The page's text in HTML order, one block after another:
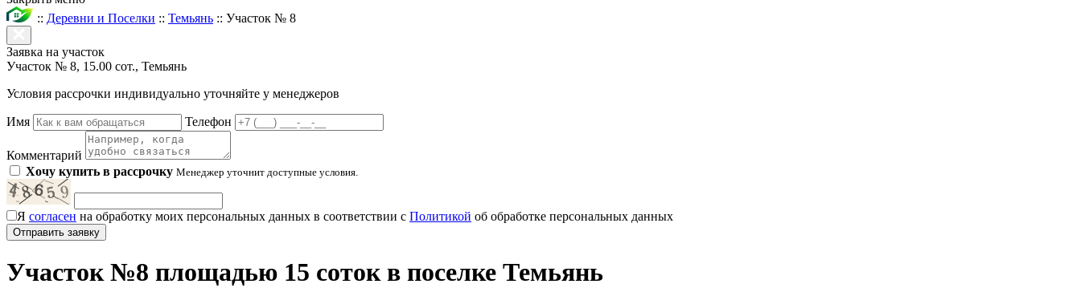
:: Деревни и Поселки :: Темьянь :: Участок № 8
Заявка на участок
Участок № 8, 15.00 сот., Темьянь
Условия рассрочки индивидуально уточняйте у менеджеров
Имя Телефон
Комментарий
Хочу купить в рассрочку Менеджер уточнит доступные условия.
Я согласен на обработку моих персональных данных в соответствии с Политикой об обработке персональных данных
Участок №8 площадью 15 соток в поселке Темьянь